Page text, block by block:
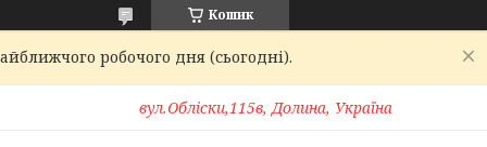
Кошик
робочого дня (сьогодні).
вул.Обліски,115в, Долина, Україна